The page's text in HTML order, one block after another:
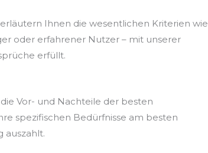
Ihnen die wesentlichen Kriterien wie
oder erfahrener Nutzer – mit unserer
erfüllt.
Vor- und Nachteile der besten
spezifischen Bedürfnisse am besten
auszahlt.